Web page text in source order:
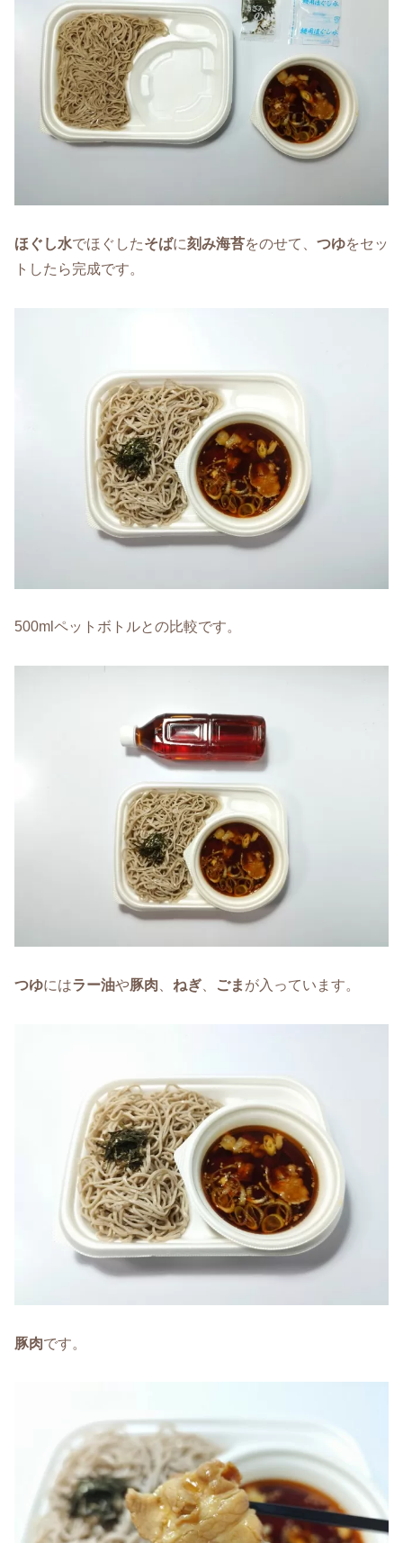
ほぐし水でほぐしたそばに刻み海苔をのせて、 つゆをセッ
トしたら完成です。
500mlペットボトルとの比較です。
つゆにはラー油や豚肉 ねぎ ごま が入っています。
豚肉です。